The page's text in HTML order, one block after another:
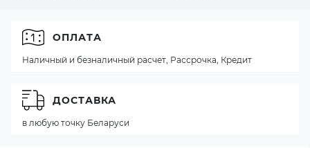
ОПЛАТА
Наличный и безналичный расчет, Рассрочка, Кредит
ДОСТАВКА
в любую точку Беларуси